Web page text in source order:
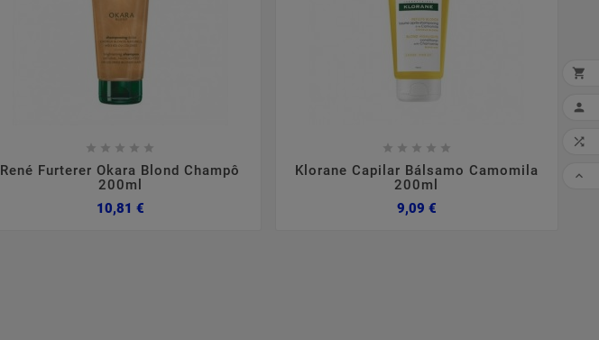
    
René Furterer Okara Blond Champô
200ml
10,81 €Preço
    
Klorane Capilar Bálsamo Camomila
200ml
9,09 €Preço



